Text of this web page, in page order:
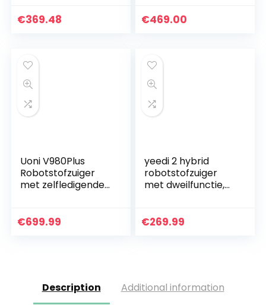
met laadstation,
€369.48 €469.00
Uoni V980Plus
Robotstofzuiger
met zelfledigende
Robotstofzuigers
€699.99
yeedi 2 hybrid
robotstofzuiger
met dweilfunctie,
zuigvermogen,
€269.99
Description Additional information